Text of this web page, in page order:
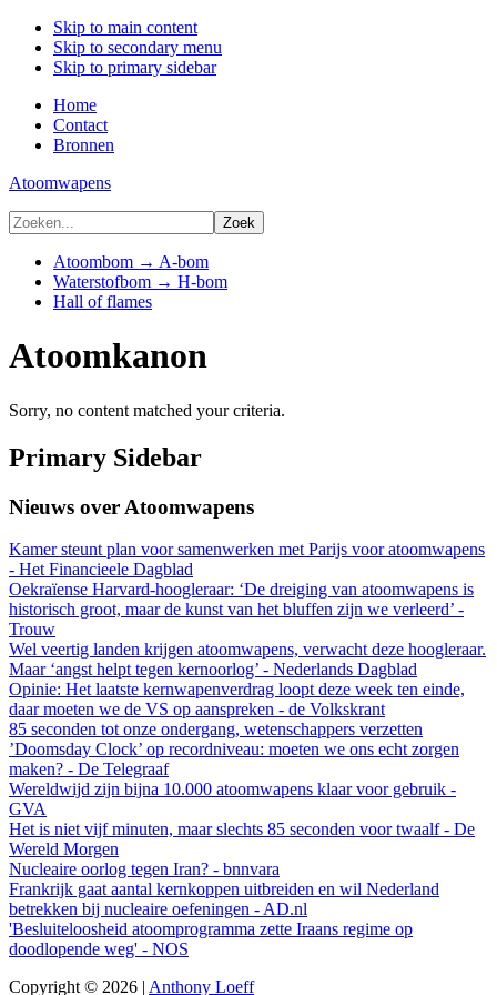
Skip to main content
Skip to secondary menu
Skip to primary sidebar
Home
Contact
Bronnen
Atoomwapens
Atoombom → A-bom
Waterstofbom → H-bom
Hall of flames
Atoomkanon
Sorry, no content matched your criteria.
Primary Sidebar
Nieuws over Atoomwapens
Kamer steunt plan voor samenwerken met Parijs voor atoomwapens
- Het Financieele Dagblad
Oekraïense Harvard-hoogleraar: ‘De dreiging van atoomwapens is
historisch groot, maar de kunst van het bluffen zijn we verleerd’ -
Trouw
Wel veertig landen krijgen atoomwapens, verwacht deze hoogleraar.
Maar ‘angst helpt tegen kernoorlog’ - Nederlands Dagblad
Opinie: Het laatste kernwapenverdrag loopt deze week ten einde,
daar moeten we de VS op aanspreken - de Volkskrant
85 seconden tot onze ondergang, wetenschappers verzetten
’Doomsday Clock’ op recordniveau: moeten we ons echt zorgen
maken? - De Telegraaf
Wereldwijd zijn bijna 10.000 atoomwapens klaar voor gebruik -
GVA
Het is niet vijf minuten, maar slechts 85 seconden voor twaalf - De
Wereld Morgen
Nucleaire oorlog tegen Iran? - bnnvara
Frankrijk gaat aantal kernkoppen uitbreiden en wil Nederland
betrekken bij nucleaire oefeningen - AD.nl
'Besluiteloosheid atoomprogramma zette Iraans regime op
doodlopende weg' - NOS
Copyright © 2026 | Anthony Loeff